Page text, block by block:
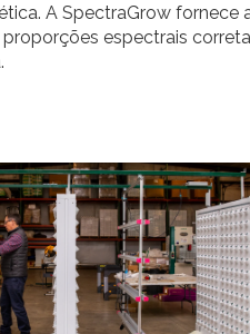
A SpectraGrow fornece
espectrais